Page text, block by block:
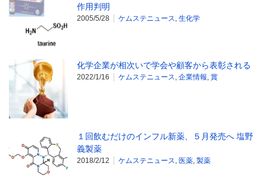
作用判明
2005/5/28 ケムステニュース, 生化学
化学企業が相次いで学会や顧客から表彰される
2022/1/16 ケムステニュース, 企業情報, 賞
１回飲むだけのインフル新薬、５月発売へ 塩野
義製薬
2018/2/12 ケムステニュース, 医薬, 製薬